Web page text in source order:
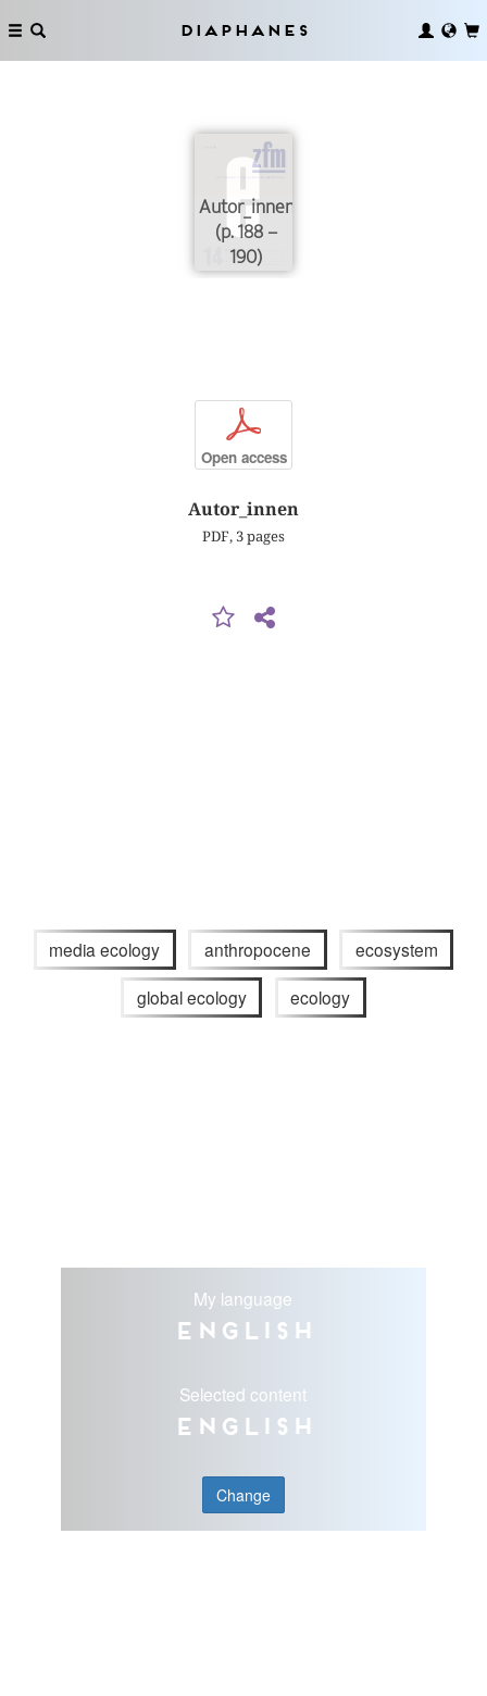
Diaphanes
Autor_innen
(p. 188 –
190)
p
Open access
Autor_innen
PDF, 3 pages
media ecology anthropocene ecosystem
global ecology ecology
My language
English
Selected content
English
Change